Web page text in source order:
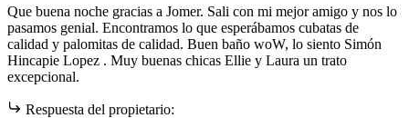
Que buena noche gracias a Jomer. Sali con mi mejor amigo y nos lo
pasamos genial. Encontramos lo que esperábamos cubatas de
calidad y palomitas de calidad. Buen baño woW, lo siento Simón
Hincapie Lopez . Muy buenas chicas Ellie y Laura un trato
excepcional.
Respuesta del propietario: